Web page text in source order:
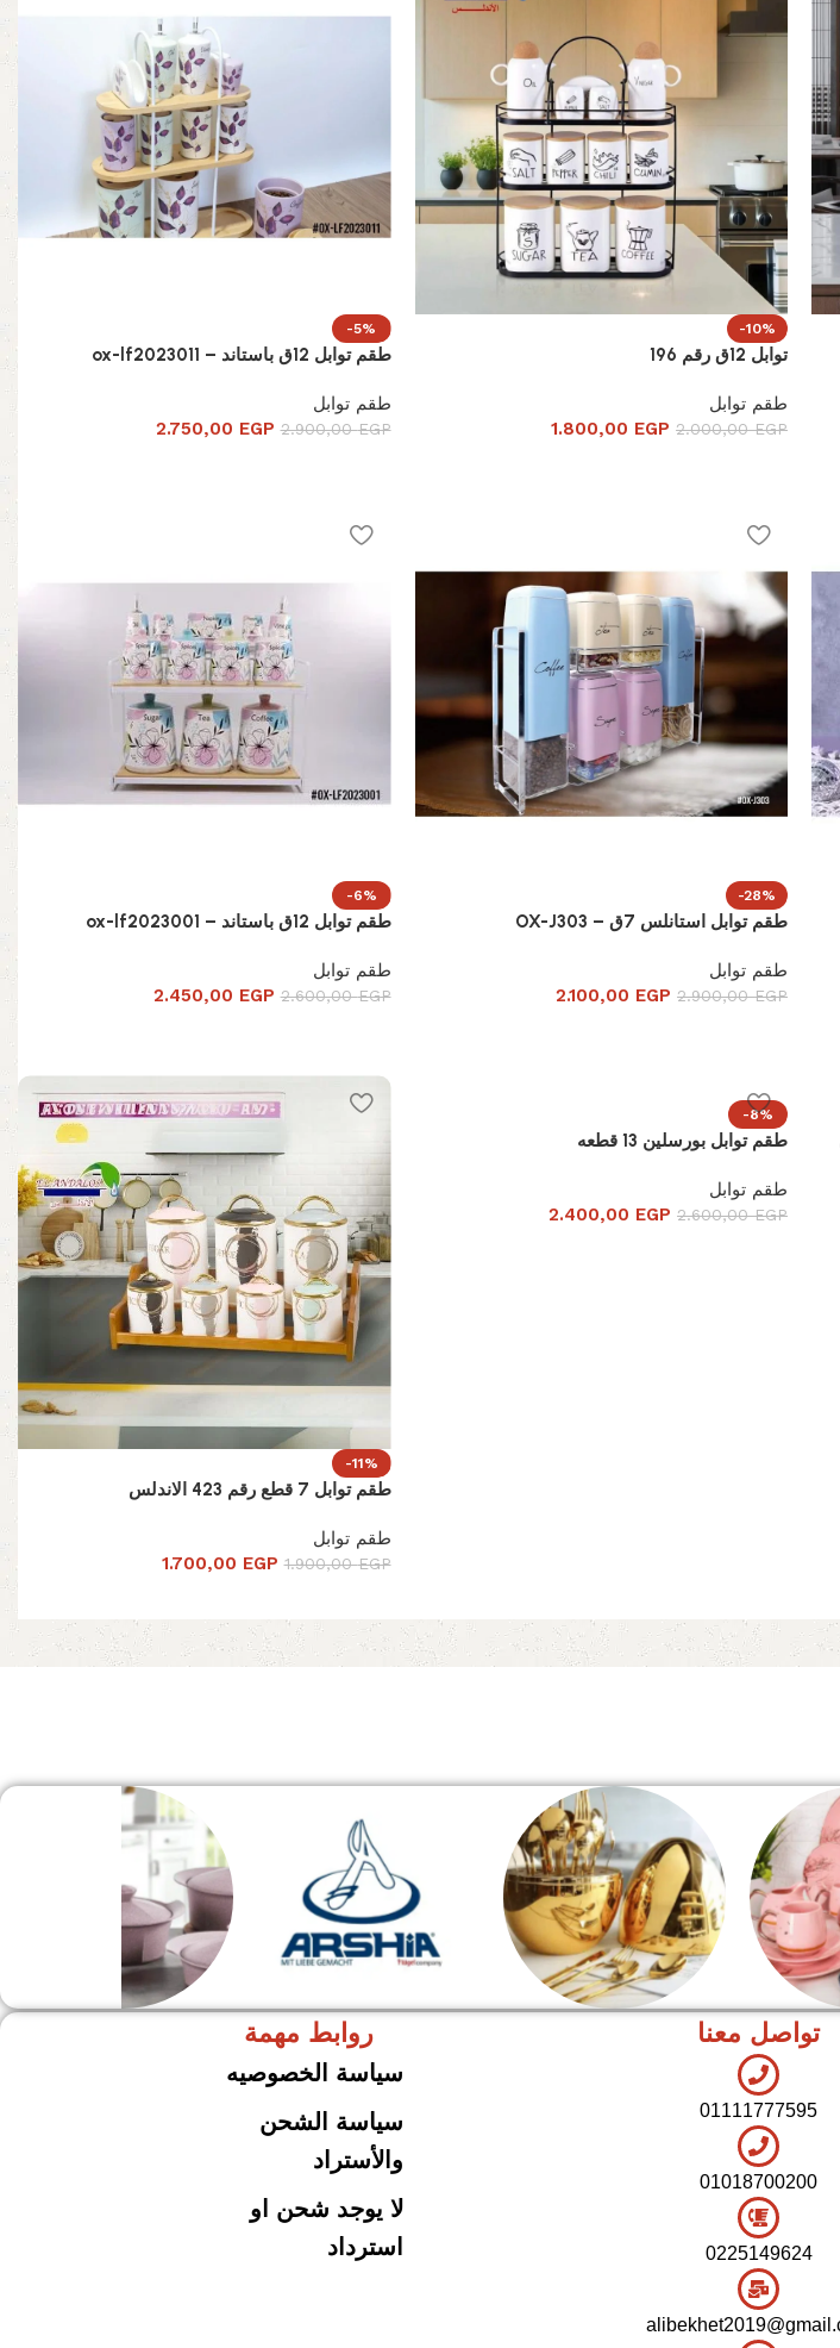
-10%
توابل 12ق رقم 196
طقم توابل
2.000,00EGP
1.800,00 EGP
-5%
طقم توابل 12ق باستاند – ox-lf2023011
طقم توابل
2.900,00EGP
2.750,00 EGP
-28%
طقم توابل استانلس 7ق – OX-J303
طقم توابل
2.900,00EGP
2.100,00 EGP
-6%
طقم توابل 12ق باستاند – ox-lf2023001
طقم توابل
2.600,00EGP
2.450,00 EGP
-8%
طقم توابل بورسلين 13 قطعه
طقم توابل
2.600,00EGP
2.400,00 EGP
-11%
طقم توابل 7 قطع رقم 423 الاندلس
طقم توابل
1.900,00EGP
1.700,00 EGP
روابط مهمة
سياسة الخصوصيه
سياسة الشحن
والأستراد
لا يوجد شحن او
استرداد
01111777595
01018700200
0225149624
تواصل معنا